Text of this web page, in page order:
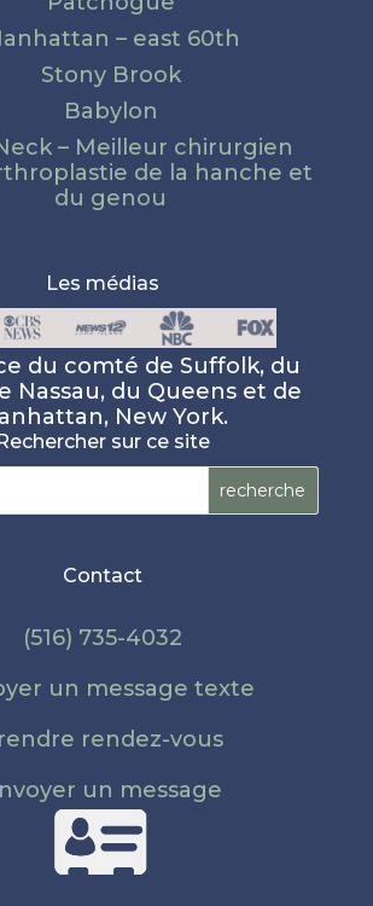
– east 60th
Stony Brook
Babylon
– Meilleur chirurgien
de la hanche et
du genou
Les médias
du comté de Suffolk, du
Nassau, du Queens et de
New York.
sur ce site
Contact
(516) 735-4032
un message texte
rendez-vous
un message